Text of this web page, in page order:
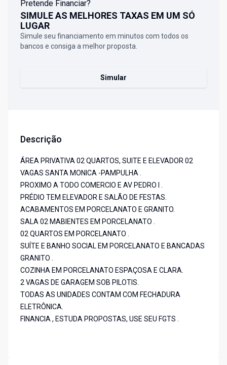
Pretende Financiar?
SIMULE AS MELHORES TAXAS EM UM SÓ
LUGAR
Simule seu financiamento em minutos com todos os
bancos e consiga a melhor proposta.
Simular
Descrição
ÁREA PRIVATIVA 02 QUARTOS, SUITE E ELEVADOR 02
VAGAS SANTA MONICA -PAMPULHA .
PROXIMO A TODO COMERCIO E AV PEDRO I .
PRÉDIO TEM ELEVADOR E SALÃO DE FESTAS.
ACABAMENTOS EM PORCELANATO E GRANITO.
SALA 02 MABIENTES EM PORCELANATO .
02 QUARTOS EM PORCELANATO .
SUÍTE E BANHO SOCIAL EM PORCELANATO E BANCADAS
GRANITO .
COZINHA EM PORCELANATO ESPAÇOSA E CLARA.
2 VAGAS DE GARAGEM SOB PILOTIS.
TODAS AS UNIDADES CONTAM COM FECHADURA
ELETRÔNICA.
FINANCIA , ESTUDA PROPOSTAS, USE SEU FGTS .